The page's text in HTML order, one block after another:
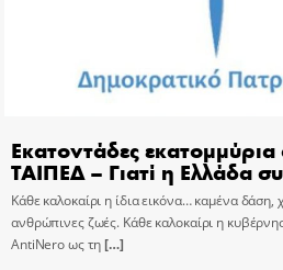
Εκατοντάδες
ΤΑΙΠΕΔ – Γιατί η Ελλάδα
Κάθε καλοκαίρι η ίδια εικόνα… καμένα δάση,
ανθρώπινες ζωές. Κάθε καλοκαίρι η
AntiNero ως τη[…]